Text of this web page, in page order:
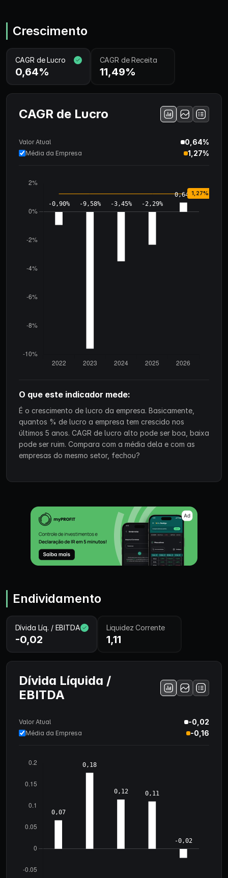
Crescimento
CAGR de Lucro
0,64%
CAGR de Receita
11,49%
CAGR de Lucro
Valor Atual 0,64%
Média da Empresa 1,27%
O que este indicador mede:
É o crescimento de lucro da empresa. Basicamente,
quantos % de lucro a empresa tem crescido nos
últimos 5 anos. CAGR de lucro alto pode ser boa, baixa
pode ser ruim. Compara com a média dela e com as
empresas do mesmo setor, fechou?
Endividamento
Dívida Líq. / EBITDA
-0,02
Liquidez Corrente
1,11
Dívida Líquida /
EBITDA
Valor Atual -0,02
Média da Empresa -0,16